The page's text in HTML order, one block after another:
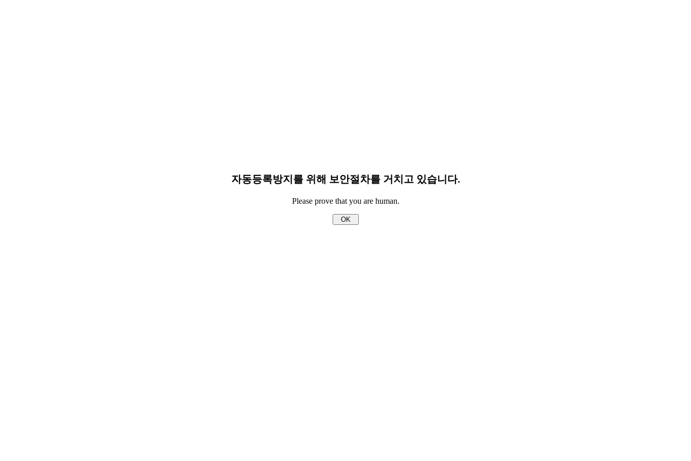
자동등록방지를 위해 보안절차를 거치고 있습니다.
Please prove that you are human.